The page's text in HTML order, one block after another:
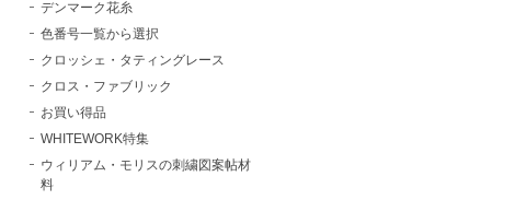
デンマーク花糸
色番号一覧から選択
クロッシェ・タティングレース
クロス・ファブリック
お買い得品
WHITEWORK特集
ウィリアム・モリスの刺繍図案帖材
料